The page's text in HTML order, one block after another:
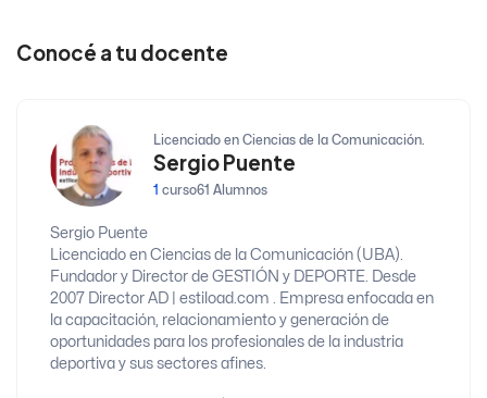
Conocé a tu docente
Licenciado en Ciencias de la Comunicación.
Sergio Puente
1 curso61 Alumnos
Sergio Puente
Licenciado en Ciencias de la Comunicación (UBA).
Fundador y Director de GESTIÓN y DEPORTE. Desde
2007 Director AD | estiload.com . Empresa enfocada en
la capacitación, relacionamiento y generación de
oportunidades para los profesionales de la industria
deportiva y sus sectores afines.